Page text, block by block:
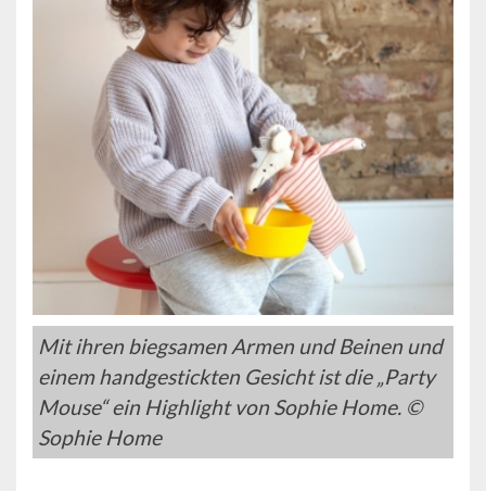
Mit ihren biegsamen Armen und Beinen und
einem handgestickten Gesicht ist die „Party
Mouse“ ein Highlight von Sophie Home. ©
Sophie Home